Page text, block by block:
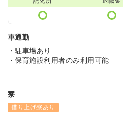
車通勤
・駐車場あり
・保育施設利用者のみ利用可能
寮
借り上げ寮あり